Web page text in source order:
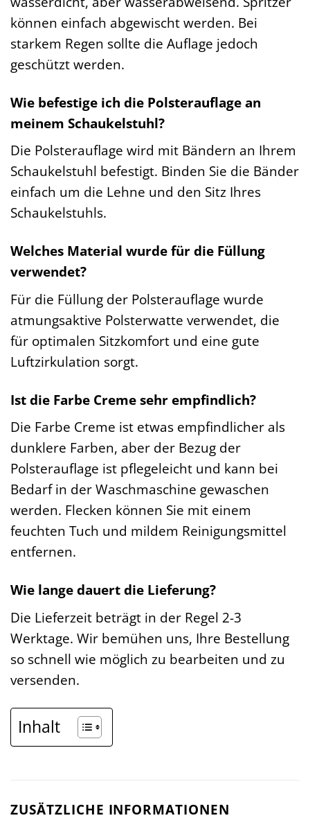
können einfach abgewischt werden. Bei
starkem Regen sollte die Auflage jedoch
geschützt werden.
Wie befestige ich die Polsterauflage an
meinem Schaukelstuhl?
Die Polsterauflage wird mit Bändern an Ihrem
Schaukelstuhl befestigt. Binden Sie die Bänder
einfach um die Lehne und den Sitz Ihres
Schaukelstuhls.
Welches Material wurde für die Füllung
verwendet?
Für die Füllung der Polsterauflage wurde
atmungsaktive Polsterwatte verwendet, die
für optimalen Sitzkomfort und eine gute
Luftzirkulation sorgt.
Ist die Farbe Creme sehr empfindlich?
Die Farbe Creme ist etwas empfindlicher als
dunklere Farben, aber der Bezug der
Polsterauflage ist pflegeleicht und kann bei
Bedarf in der Waschmaschine gewaschen
werden. Flecken können Sie mit einem
feuchten Tuch und mildem Reinigungsmittel
entfernen.
Wie lange dauert die Lieferung?
Die Lieferzeit beträgt in der Regel 2-3
Werktage. Wir bemühen uns, Ihre Bestellung
so schnell wie möglich zu bearbeiten und zu
versenden.
Inhalt
ZUSÄTZLICHE INFORMATIONEN